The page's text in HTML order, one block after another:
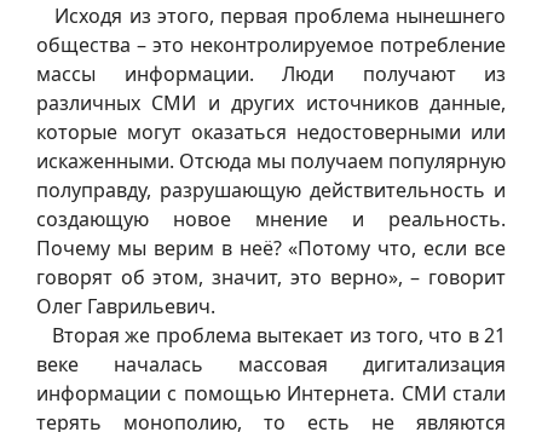
Исходя из этого, первая проблема нынешнего
общества – это неконтролируемое потребление
массы информации. Люди получают из
различных СМИ и других источников данные,
которые могут оказаться недостоверными или
искаженными. Отсюда мы получаем популярную
полуправду, разрушающую действительность и
создающую новое мнение и реальность.
Почему мы верим в неё? «Потому что, если все
говорят об этом, значит, это верно», – говорит
Олег Гаврильевич.
Вторая же проблема вытекает из того, что в 21
веке началась массовая дигитализация
информации с помощью Интернета. СМИ стали
терять монополию, то есть не являются